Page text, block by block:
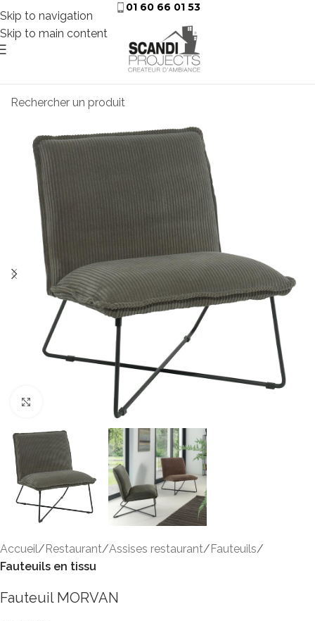
Skip to navigation
Skip to main content
01 60 66 01 53
Click to enlarge
Accueil Restaurant Assises restaurant
Fauteuils
Fauteuils en tissu
Fauteuil MORVAN